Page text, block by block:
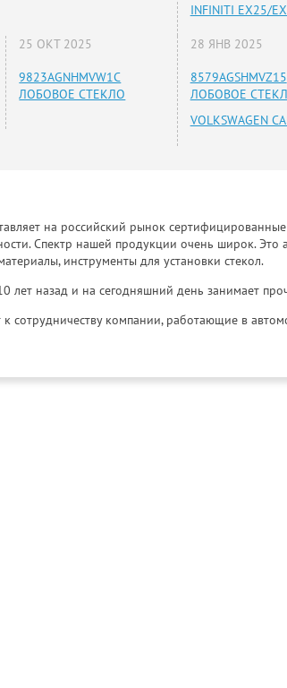
INFINITI EX25/
25 ОКТ 2025
9823AGNHMVW1C
ЛОБОВОЕ СТЕКЛО
28 ЯНВ 2025
8579AGSHMVZ15
ЛОБОВОЕ
VOLKSWAGEN
на российский рынок сертифицированные
Спектр нашей продукции очень широк. Это
инструменты для установки стекол.
лет назад и на сегодняшний день занимает
сотрудничеству компании, работающие в